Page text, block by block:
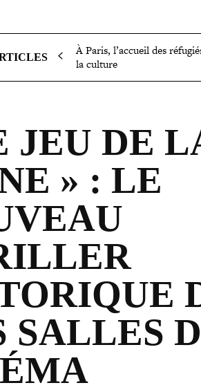
À Paris, l’accueil des
la culture
JEU DE
» : LE
SALLES